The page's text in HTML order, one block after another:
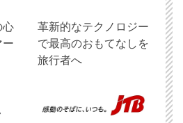
心
ー
革新的なテクノロジー
で最高のおもてなしを
旅行者へ